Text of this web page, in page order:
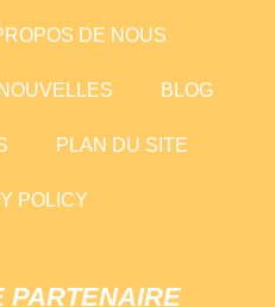
DE NOUS
NOUVELLES BLOG
PLAN DU SITE
POLICY
PARTENAIRE